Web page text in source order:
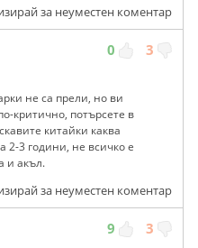
за неуместен коментар
0 3
не са прели, но ви
критично, потърсете в
китайки каква
3 години, не всичко е
и акъл.
за неуместен коментар
9 3